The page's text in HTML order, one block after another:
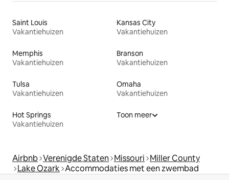
Saint Louis
Vakantiehuizen
Kansas City
Vakantiehuizen
Memphis
Vakantiehuizen
Branson
Vakantiehuizen
Tulsa
Vakantiehuizen
Omaha
Vakantiehuizen
Hot Springs
Vakantiehuizen
Toon meer
Airbnb Verenigde Staten Missouri Miller County
Lake Ozark Accommodaties met een zwembad